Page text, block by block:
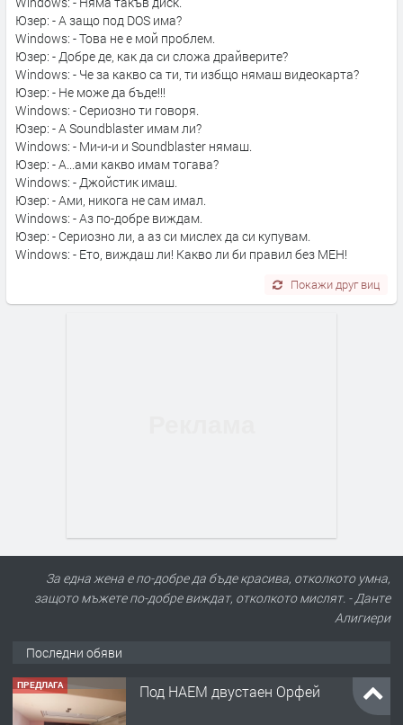
Юзер: - А защо под DOS има?
Windows: - Това не е мой проблем.
Юзер: - Добре де, как да си сложа драйверите?
Windows: - Че за какво са ти, ти избщо нямаш видеокарта?
Юзер: - Не може да бъде!!!
Windows: - Сериозно ти говоря.
Юзер: - А Soundblaster имам ли?
Windows: - Ми-и-и и Soundblaster нямаш.
Юзер: - А...ами какво имам тогава?
Windows: - Джойстик имаш.
Юзер: - Ами, никога не сам имал.
Windows: - Аз по-добре виждам.
Юзер: - Сериозно ли, а аз си мислех да си купувам.
Windows: - Ето, виждаш ли! Какво ли би правил без МЕН!
Покажи друг виц
За една жена е по-добре да бъде красива, отколкото умна,
защото мъжете по-добре виждат, отколкото мислят. - Данте
Алигиери
Последни обяви
преди 1 ден